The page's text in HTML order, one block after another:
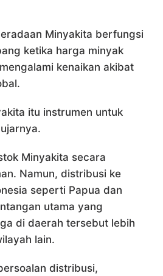
Minyakita berfungsi
ketika harga minyak
kenaikan akibat
itu instrumen untuk
Minyakita secara
Namun, distribusi ke
seperti Papua dan
utama yang
di daerah tersebut lebih
lain.
distribusi,